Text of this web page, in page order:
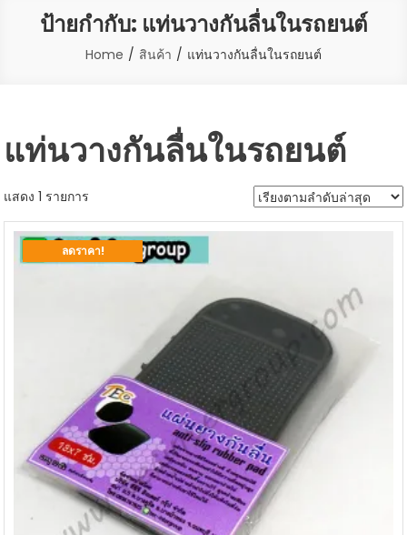
ป้ายกำกับ: แท่นวางกันลื่นในรถยนต์
Home สินค้า แท่นวางกันลื่นในรถยนต์
แท่นวางกันลื่นในรถยนต์
แสดง 1 รายการ
ลดราคา!